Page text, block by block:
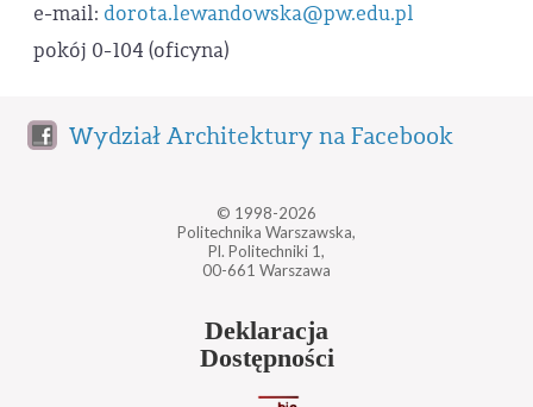
e-mail: dorota.lewandowska@pw.edu.pl
pokój 0-104 (oficyna)
Wydział Architektury na Facebook
© 1998-2026
Politechnika Warszawska,
Pl. Politechniki 1,
00-661 Warszawa
Deklaracja
Dostępności